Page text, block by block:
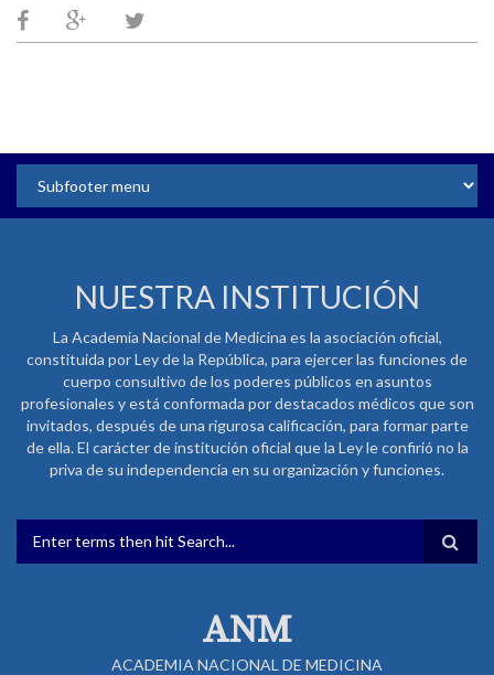
NUESTRA INSTITUCIÓN
La Academia Nacional de Medicina es la asociación oficial,
constituida por Ley de la República, para ejercer las funciones de
cuerpo consultivo de los poderes públicos en asuntos
profesionales y está conformada por destacados médicos que son
invitados, después de una rigurosa calificación, para formar parte
de ella. El carácter de institución oficial que la Ley le confirió no la
priva de su independencia en su organización y funciones.
FORMULARIO DE BÚSQUEDA
ANM
ACADEMIA NACIONAL DE MEDICINA